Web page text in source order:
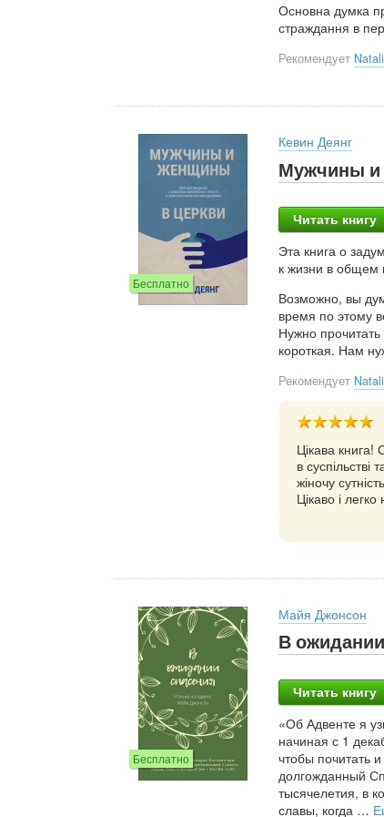
Основна думка
страждання в
Рекомендует
Бесплатно
Кевин Деянг
Мужчины и
Читать книгу
Эта книга о
к жизни в общем
Возможно, вы
время по этому
Нужно
короткая. Нам
Рекомендует
Цікава книга!
в
жіночу
Цікаво і
Бесплатно
Майя Джонсон
В
Читать книгу
«Об Адвенте я
начиная с 1
чтобы почитать
долгожданный
тысячелетия, в
славы, когда …